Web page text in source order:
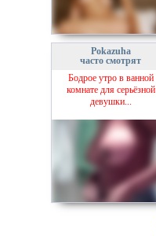
Pokazuha
часто смотрят
Бодрое утро в ванной
комнате для серьёзной
девушки...